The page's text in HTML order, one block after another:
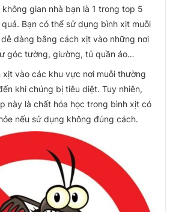
gian nhà bạn là 1 trong top 5
Bạn có thể sử dụng bình xịt muỗi
dàng bằng cách xịt vào những nơi
góc tường, giường, tủ quần áo…
xịt vào các khu vực nơi muỗi thường
khi chúng bị tiêu diệt. Tuy nhiên,
này là chất hóa học trong bình xịt có
nếu sử dụng không đúng cách.